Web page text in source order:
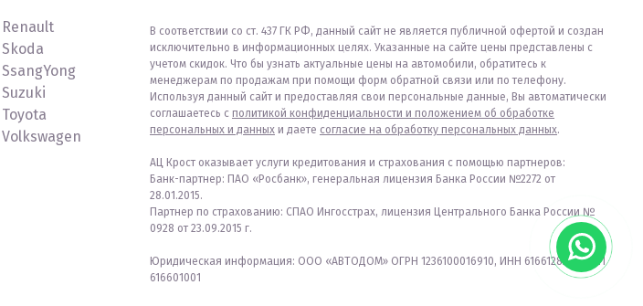
Renault
Skoda
SsangYong
Suzuki
Toyota
Volkswagen
В соответствии со ст. 437 ГК РФ, данный сайт не является публичной офертой и создан
исключительно в информационных целях. Указанные на сайте цены представлены с
учетом скидок. Что бы узнать актуальные цены на автомобили, обратитесь к
менеджерам по продажам при помощи форм обратной связи или по телефону.
Используя данный сайт и предоставляя свои персональные данные, Вы автоматически
соглашаетесь с политикой конфиденциальности и положением об обработке
персональных и данных и даете согласие на обработку персональных данных.
АЦ Крост оказывает услуги кредитования и страхования с помощью партнеров:
Банк-партнер: ПАО «Росбанк», генеральная лицензия Банка России №2272 от
28.01.2015.
Партнер по страхованию: СПАО Ингосстрах, лицензия Центрального Банка России №
0928 от 23.09.2015 г.
Юридическая информация: ООО «АВТОДОМ» ОГРН 1236100016910, ИНН 6166128253, КПП
616601001